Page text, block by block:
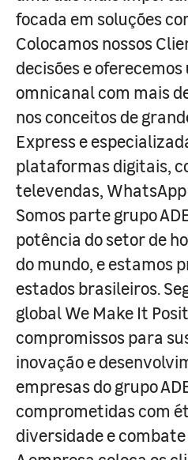
focada em soluções
Colocamos nossos
decisões e
omnicanal com mais
nos conceitos de
Express e
plataformas digitais,
televendas,
Somos parte grupo
potência do setor de
do mundo, e estamos
estados brasileiros.
global We Make It
compromissos para
inovação e
empresas do grupo
comprometidas com
diversidade e